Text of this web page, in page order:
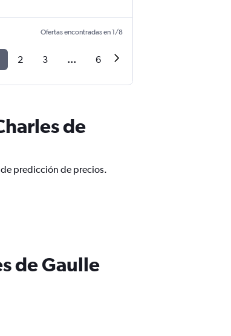
Ofertas encontradas en 1/8
2 3 ... 6
de
predicción de precios.
de Gaulle